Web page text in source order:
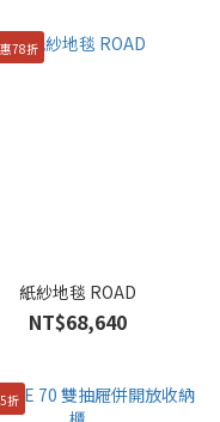
78折
紙紗地毯 ROAD
NT$68,640
折